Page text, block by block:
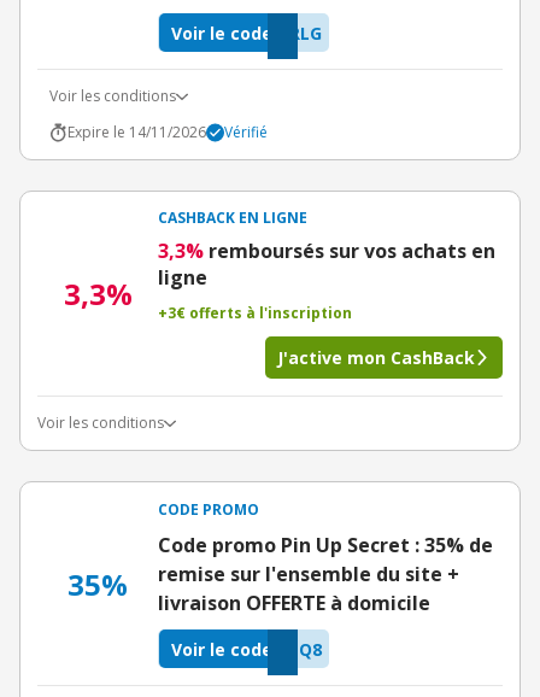
RLG
Voir le code
Voir les conditions
Expire le 14/11/2026
Vérifié
3,3%
CASHBACK EN LIGNE
3,3% remboursés sur vos achats en
ligne
+3€ offerts à l'inscription
J'active mon CashBack
Voir les conditions
35%
CODE PROMO
Code promo Pin Up Secret : 35% de
remise sur l'ensemble du site +
livraison OFFERTE à domicile
ZQ8
Voir le code